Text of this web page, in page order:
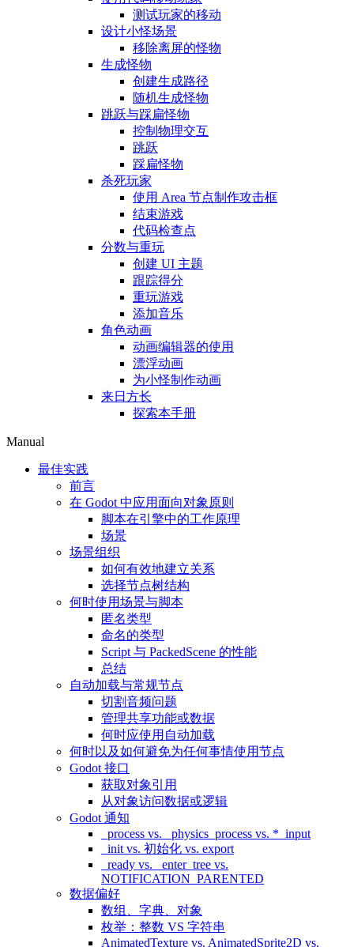
测试玩家的移动
设计小怪场景
移除离屏的怪物
生成怪物
创建生成路径
随机生成怪物
跳跃与踩扁怪物
控制物理交互
跳跃
踩扁怪物
杀死玩家
使用 Area 节点制作攻击框
结束游戏
代码检查点
分数与重玩
创建 UI 主题
跟踪得分
重玩游戏
添加音乐
角色动画
动画编辑器的使用
漂浮动画
为小怪制作动画
来日方长
探索本手册
Manual
最佳实践
前言
在 Godot 中应用面向对象原则
脚本在引擎中的工作原理
场景
场景组织
如何有效地建立关系
选择节点树结构
何时使用场景与脚本
匿名类型
命名的类型
Script 与 PackedScene 的性能
总结
自动加载与常规节点
切割音频问题
管理共享功能或数据
何时应使用自动加载
何时以及如何避免为任何事情使用节点
Godot 接口
获取对象引用
从对象访问数据或逻辑
Godot 通知
_process vs. _physics_process vs. *_input
_init vs. 初始化 vs. export
_ready vs. _enter_tree vs.
NOTIFICATION_PARENTED
数据偏好
数组、字典、对象
枚举：整数 VS 字符串
AnimatedTexture vs. AnimatedSprite2D vs.